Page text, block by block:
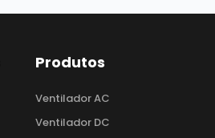
Produtos
Ventilador AC
Ventilador DC